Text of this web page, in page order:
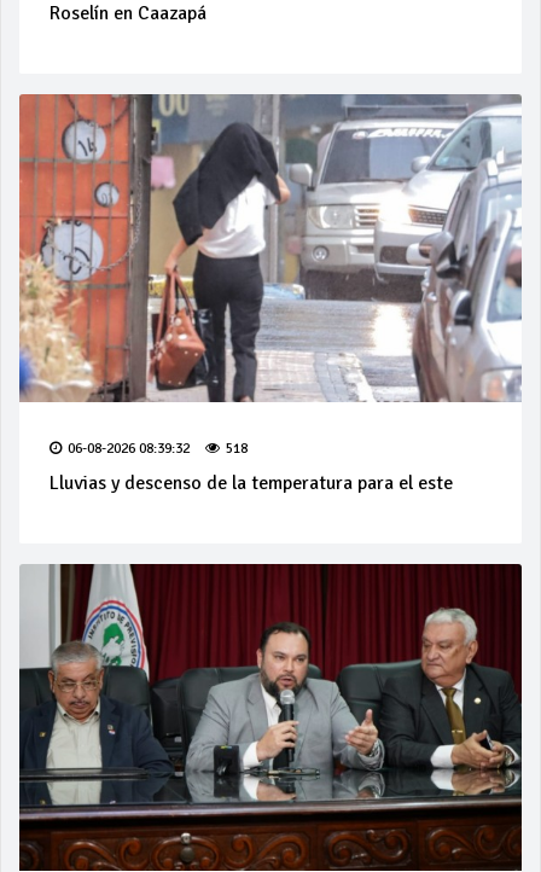
Roselín en Caazapá
06-08-2026 08:39:32 518
Lluvias y descenso de la temperatura para el este